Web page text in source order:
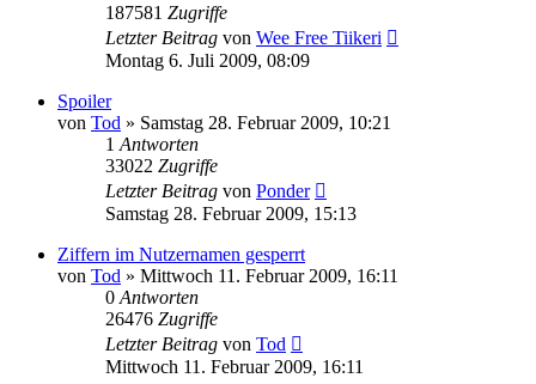
187581 Zugriffe
Letzter Beitrag von Wee Free Tiikeri
Montag 6. Juli 2009, 08:09
Spoiler
von Tod » Samstag 28. Februar 2009, 10:21
1 Antworten
33022 Zugriffe
Letzter Beitrag von Ponder
Samstag 28. Februar 2009, 15:13
Ziffern im Nutzernamen gesperrt
von Tod » Mittwoch 11. Februar 2009, 16:11
0 Antworten
26476 Zugriffe
Letzter Beitrag von Tod
Mittwoch 11. Februar 2009, 16:11